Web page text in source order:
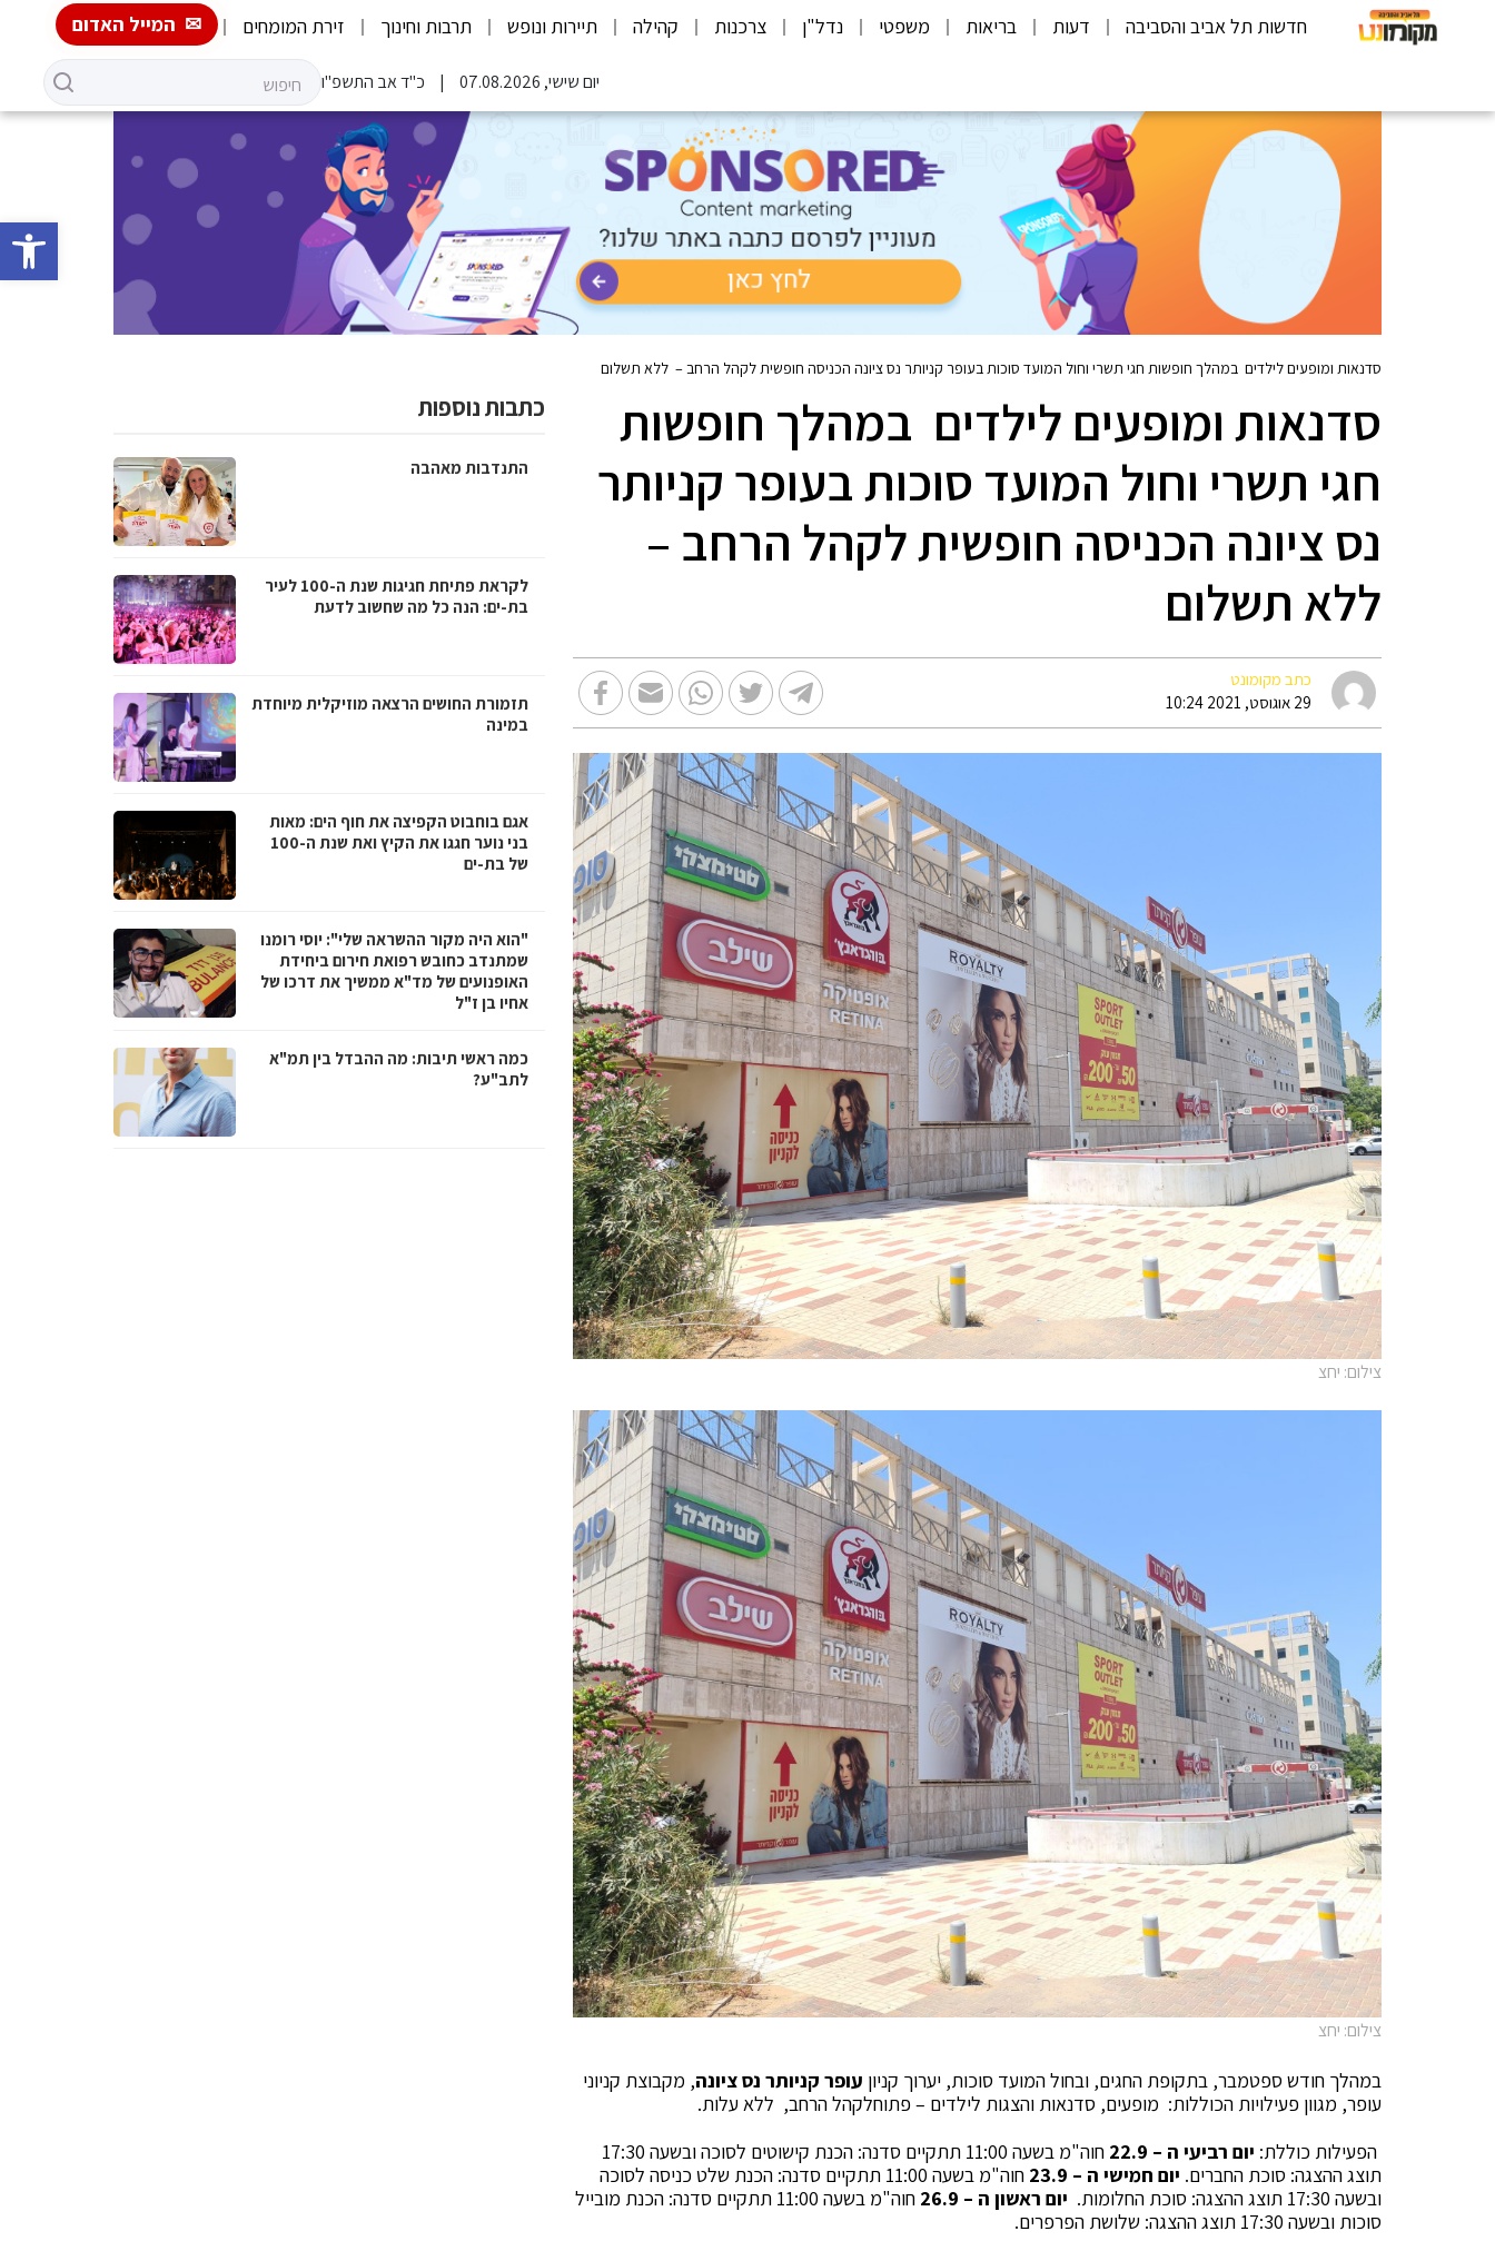
פתח
חדשות תל אביב והסביבה דעות בריאות משפטי נדל"ן צרכנות קהילה תיירות ונופש תרבות וחינוך זירת המומחים המייל האדום
יום שישי, 07.08.2026 כ"ד אב התשפ"ו
סדנאות ומופעים לילדים במהלך חופשות חגי תשרי וחול המועד סוכות בעופר קניותר נס ציונה הכניסה חופשית לקהל הרחב – ללא תשלום
סדנאות ומופעים לילדים במהלך חופשות
חגי תשרי וחול המועד סוכות בעופר קניותר
נס ציונה הכניסה חופשית לקהל הרחב –
ללא תשלום
כתב מקומונט
29 אוגוסט, 2021 10:24
צילום: יחצ
צילום: יחצ
במהלך חודש ספטמבר, בתקופת החגים, ובחול המועד סוכות, יערוך קניון עופר קניותר נס ציונה, מקבוצת קניוני
עופר, מגוון פעילויות הכוללות: מופעים, סדנאות והצגות לילדים – פתוחלקהל הרחב, ללא עלות.
הפעילות כוללת: יום רביעי ה – 22.9
חוה"מ בשעה 11:00 תתקיים סדנה: הכנת קישוטים לסוכה ובשעה 17:30
תוצג ההצגה: סוכת החברים. יום חמישי ה – 23.9
חוה"מ בשעה 11:00 תתקיים סדנה: הכנת שלט כניסה לסוכה
ובשעה 17:30 תוצג ההצגה: סוכת החלומות.
יום ראשון ה – 26.9
חוה"מ בשעה 11:00 תתקיים סדנה: הכנת מובייל
סוכות ובשעה 17:30 תוצג ההצגה: שלושת הפרפרים.
כתבות נוספות
התנדבות מאהבה
לקראת פתיחת חגיגות שנת ה-100 לעיר
בת-ים: הנה כל מה שחשוב לדעת
תזמורת החושים הרצאה מוזיקלית מיוחדת
במינה
אגם בוחבוט הקפיצה את חוף הים: מאות
בני נוער חגגו את הקיץ ואת שנת ה-100
של בת-ים
"הוא היה מקור ההשראה שלי": יוסי רומנו
שמתנדב כחובש רפואת חירום ביחידת
האופנועים של מד"א ממשיך את דרכו של
אחיו בן ז"ל
כמה ראשי תיבות: מה ההבדל בין תמ"א
לתב"ע?